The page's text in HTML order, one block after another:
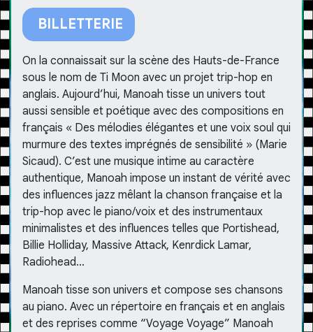
BILLETTERIE
On la connaissait sur la scène des Hauts-de-France
sous le nom de Ti Moon avec un projet trip-hop en
anglais. Aujourd’hui, Manoah tisse un univers tout
aussi sensible et poétique avec des compositions en
français « Des mélodies élégantes et une voix soul qui
murmure des textes imprégnés de sensibilité » (Marie
Sicaud). C’est une musique intime au caractère
authentique, Manoah impose un instant de vérité avec
des influences jazz mêlant la chanson française et la
trip-hop avec le piano/voix et des instrumentaux
minimalistes et des influences telles que Portishead,
Billie Holliday, Massive Attack, Kenrdick Lamar,
Radiohead...
Manoah tisse son univers et compose ses chansons
au piano. Avec un répertoire en français et en anglais
et des reprises comme “Voyage Voyage” Manoah